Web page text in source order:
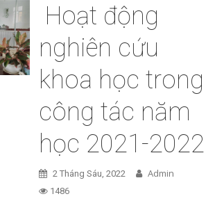
Hoạt động
nghiên cứu
khoa học trong
công tác năm
học 2021-2022
2 Tháng Sáu, 2022 Admin
1486